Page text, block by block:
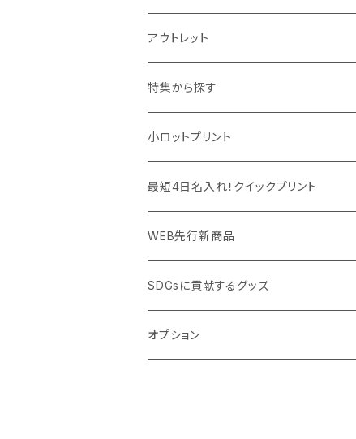
デスク周辺
イヤホン・ヘッドフォン
マウスパッド
モバイル周辺グッズ
PC周辺グッズ
除菌グッズ
パーテーション
マスク・フェイスシールド
測定・測量用品
加湿器・オゾン発生器
ウイルス対策消耗品
ウイルス対策備品
アウトレット
アウトレット
ドリンクフェア
ボトル・タンブラー
ポーチ・巾着
タオル・ブランケット
その他雑貨品
特集から探す
エンタメグッズ・イベント会場物販品
ご当地グッズ・オリジナルお土産品
フルカラー印刷ノベルティ
予算消化・備品におすすめグッズ
展示会・説明会ノベルティ
小ロットプリント
最短4日名入れ！クイックプリント
クイック印刷対応トートバッグ・エコバッグ
クイック印刷対応ポーチ・巾着
クイック印刷対応ボトル
WEB先行新商品
SDGsに貢献するグッズ
オプション